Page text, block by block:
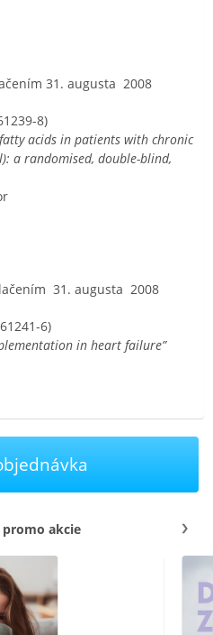
31. augusta 2008
8)
acids in patients with chronic
a randomised, double-blind,
31. augusta 2008
6)
in heart failure”
akcie